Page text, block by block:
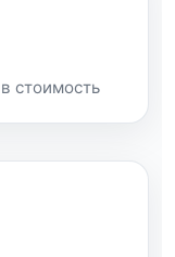
стоимость